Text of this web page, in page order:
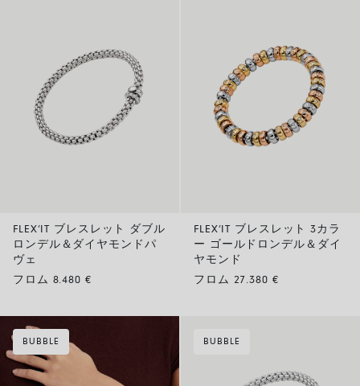
FLEX’IT ブレスレット ダブル
ロンデル＆ダイヤモンドパ
ヴェ
フロム 8.480 €
FLEX’IT ブレスレット 3カラ
ー ゴールドロンデル＆ダイ
ヤモンド
フロム 27.380 €
BUBBLE BUBBLE